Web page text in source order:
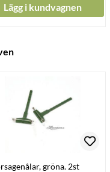
Lägg i kundvagnen
gröna. 2st